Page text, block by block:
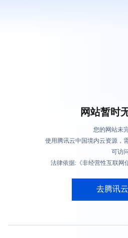
网站暂时
您的网站未
使用腾讯云中国境内云资源，
可访
法律依据:《非经营性互联网
去腾讯